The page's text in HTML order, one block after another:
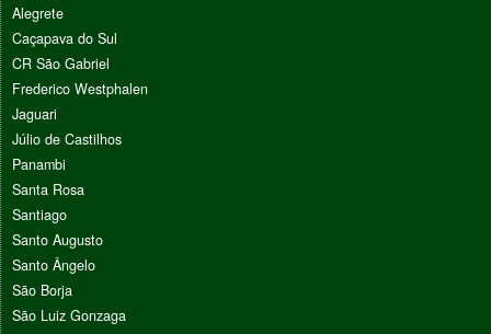
Alegrete
Caçapava do Sul
CR São Gabriel
Frederico Westphalen
Jaguari
Júlio de Castilhos
Panambi
Santa Rosa
Santiago
Santo Augusto
Santo Ângelo
São Borja
São Luiz Gonzaga